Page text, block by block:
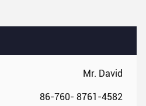
Mr. David
86-760- 8761-4582